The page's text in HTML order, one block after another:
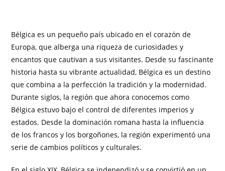
Bélgica es un pequeño país ubicado en el corazón de
Europa, que alberga una riqueza de curiosidades y
encantos que cautivan a sus visitantes. Desde su fascinante
historia hasta su vibrante actualidad, Bélgica es un destino
que combina a la perfección la tradición y la modernidad.
Durante siglos, la región que ahora conocemos como
Bélgica estuvo bajo el control de diferentes imperios y
estados. Desde la dominación romana hasta la influencia
de los francos y los borgoñones, la región experimentó una
serie de cambios políticos y culturales.